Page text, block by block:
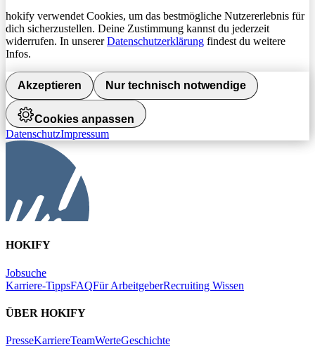
hokify verwendet Cookies, um das bestmögliche Nutzererlebnis für
dich sicherzustellen. Deine Zustimmung kannst du jederzeit
widerrufen. In unsererDatenschutzerklärung findest du weitere
Infos.
Akzeptieren Nur technisch notwendige
Cookies anpassen
DatenschutzImpressum
HOKIFY
Jobsuche
Karriere-TippsFAQFür ArbeitgeberRecruiting Wissen
ÜBER HOKIFY
PresseKarriereTeamWerteGeschichte